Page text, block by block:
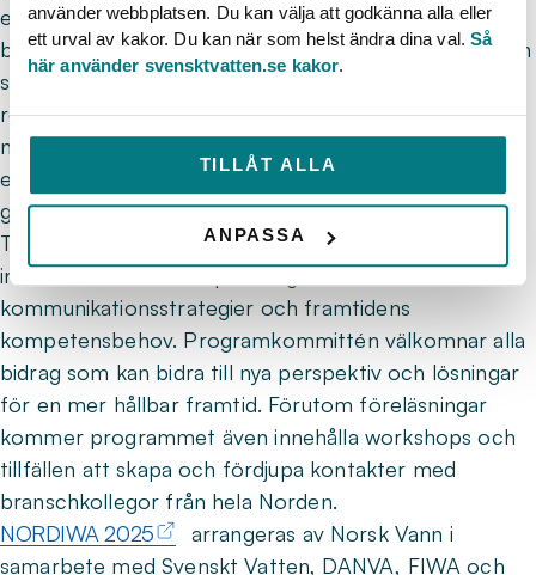
använder webbplatsen. Du kan välja att godkänna alla eller
ett urval av kakor. Du kan när som helst ändra dina val.Så
här använder svensktvatten.se kakor.
TILLÅT ALLA
ANPASSA
ett program med relevans och intresse för hela
branschen samlar de nu in abstracts. När konferensen
senast arrangerades i Göteborg 2023 fick vi in ett
rekordhögt antal abstracts, över 200, och vi hoppas
naturligtvis att den svenska VA-sektorn fortsätter att
engagera sig i konferensens program även denna
gång.
Teman för nästa år är bland annat tekniska
innovationer, klimatanpassning,
kommunikationsstrategier och framtidens
kompetensbehov. Programkommittén välkomnar alla
bidrag som kan bidra till nya perspektiv och lösningar
för en mer hållbar framtid. Förutom föreläsningar
kommer programmet även innehålla workshops och
tillfällen att skapa och fördjupa kontakter med
branschkollegor från hela Norden.
NORDIWA 2025
arrangeras av Norsk Vann i
samarbete med Svenskt Vatten, DANVA, FIWA och